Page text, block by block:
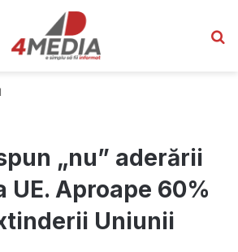
„nu” aderării
UE. Aproape 60%
Uniunii